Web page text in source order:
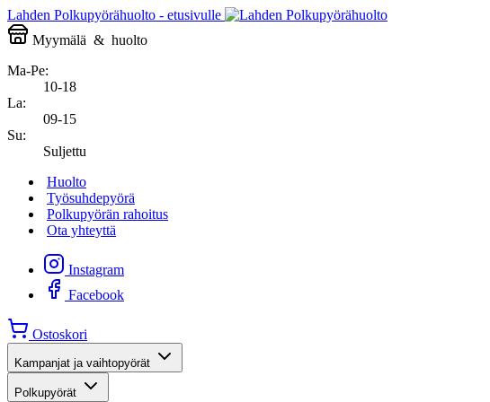
Lahden Polkupyörähuolto - etusivulle
Myymälä & huolto
Ma-Pe:
10-18
La:
09-15
Su:
Suljettu
Huolto
Työsuhdepyörä
Polkupyörän rahoitus
Ota yhteyttä
Instagram
Facebook
Ostoskori
Kampanjat ja vaihtopyörät
Polkupyörät